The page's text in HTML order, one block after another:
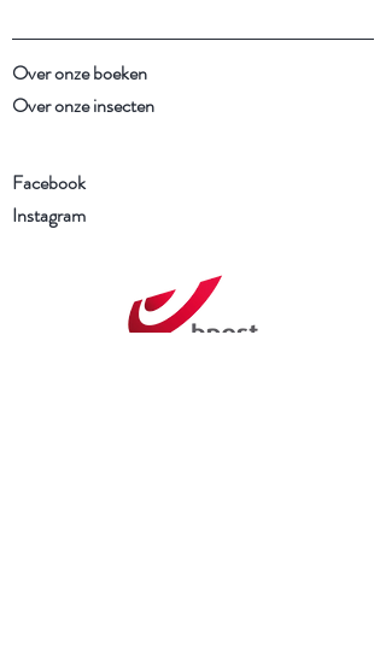
Over onze boeken
Over onze insecten
Facebook
Instagram